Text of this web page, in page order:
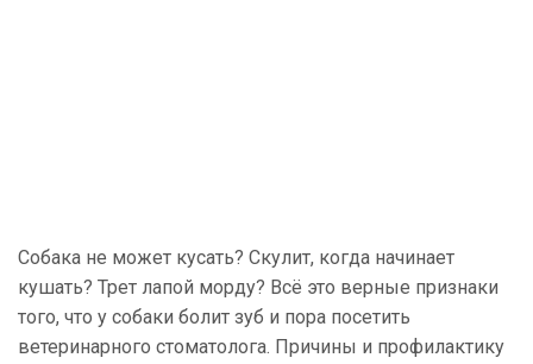
Собака не может кусать? Скулит, когда начинает
кушать? Трет лапой морду? Всё это верные признаки
того, что у собаки болит зуб и пора посетить
ветеринарного стоматолога. Причины и профилактику